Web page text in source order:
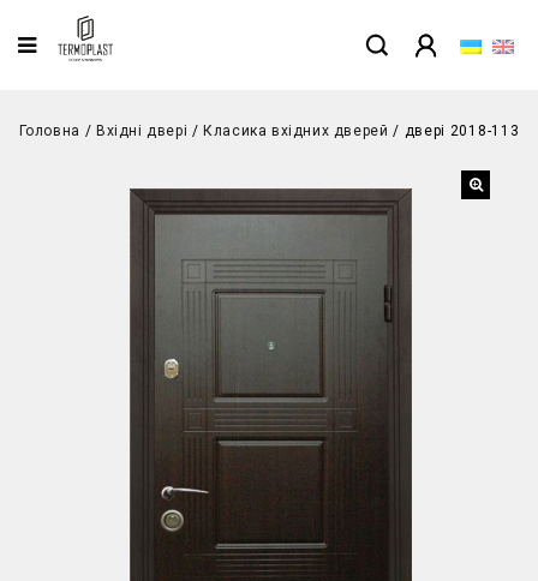
Головна / Вхідні двері / Класика вхідних дверей / двері 2018-113